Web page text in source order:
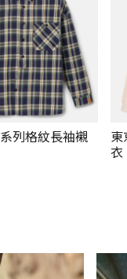
列格紋長袖襯
東
衣